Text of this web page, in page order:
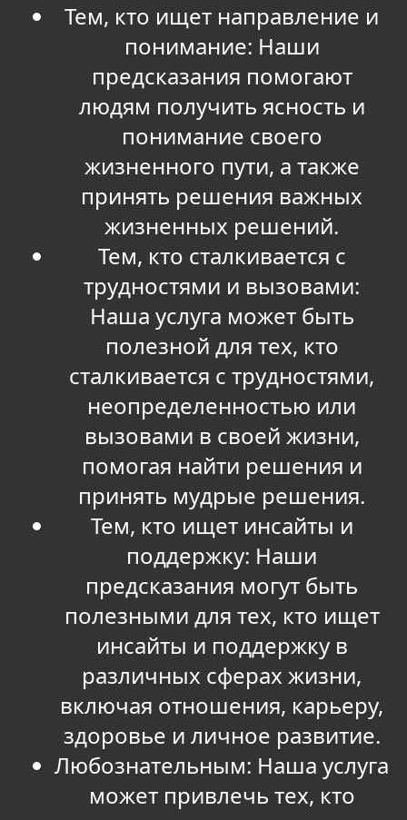
Тем, кто ищет направление и
понимание: Наши
предсказания помогают
людям получить ясность и
понимание своего
жизненного пути, а также
принять решения важных
жизненных решений.
Тем, кто сталкивается с
трудностями и вызовами:
Наша услуга может быть
полезной для тех, кто
сталкивается с трудностями,
неопределенностью или
вызовами в своей жизни,
помогая найти решения и
принять мудрые решения.
Тем, кто ищет инсайты и
поддержку: Наши
предсказания могут быть
полезными для тех, кто ищет
инсайты и поддержку в
различных сферах жизни,
включая отношения, карьеру,
здоровье и личное развитие.
Любознательным: Наша услуга
может привлечь тех, кто